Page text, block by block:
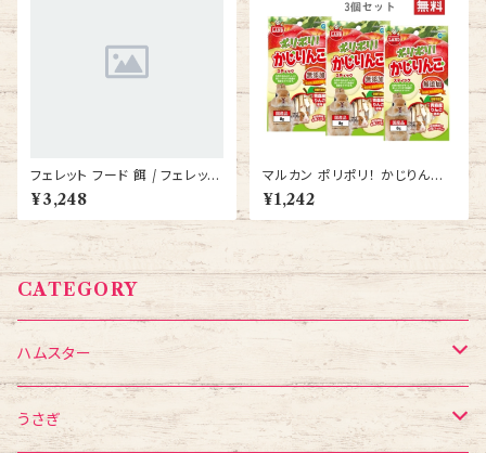
フェレット フード 餌 / フェレット
セレクション パフォーマンス 1.5
kg えさ イースター
¥3,248
マルカン ポリポリ！ かじりんご
8ｇ 3個セット うさぎ モルモット
ハムスター リス チンチラ おやつ
¥1,242
CATEGORY
ハムスター
フード・おやつ
うさぎ